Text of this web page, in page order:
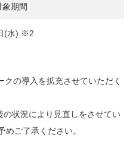
期間
(水) ※2
の導入を拡充させていただく
状況により見直しをさせてい
めご了承ください。